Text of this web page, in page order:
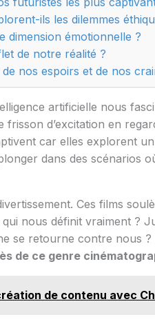
ils les dilemmes
dimension émotionnelle ?
de notre réalité ?
nos espoirs et de nos
artificielle nous
d’excitation en
car elles explorent
dans des scénarios
Ces films
qui nous définit vraiment ?
se retourne contre nous ?
de ce genre
de contenu avec